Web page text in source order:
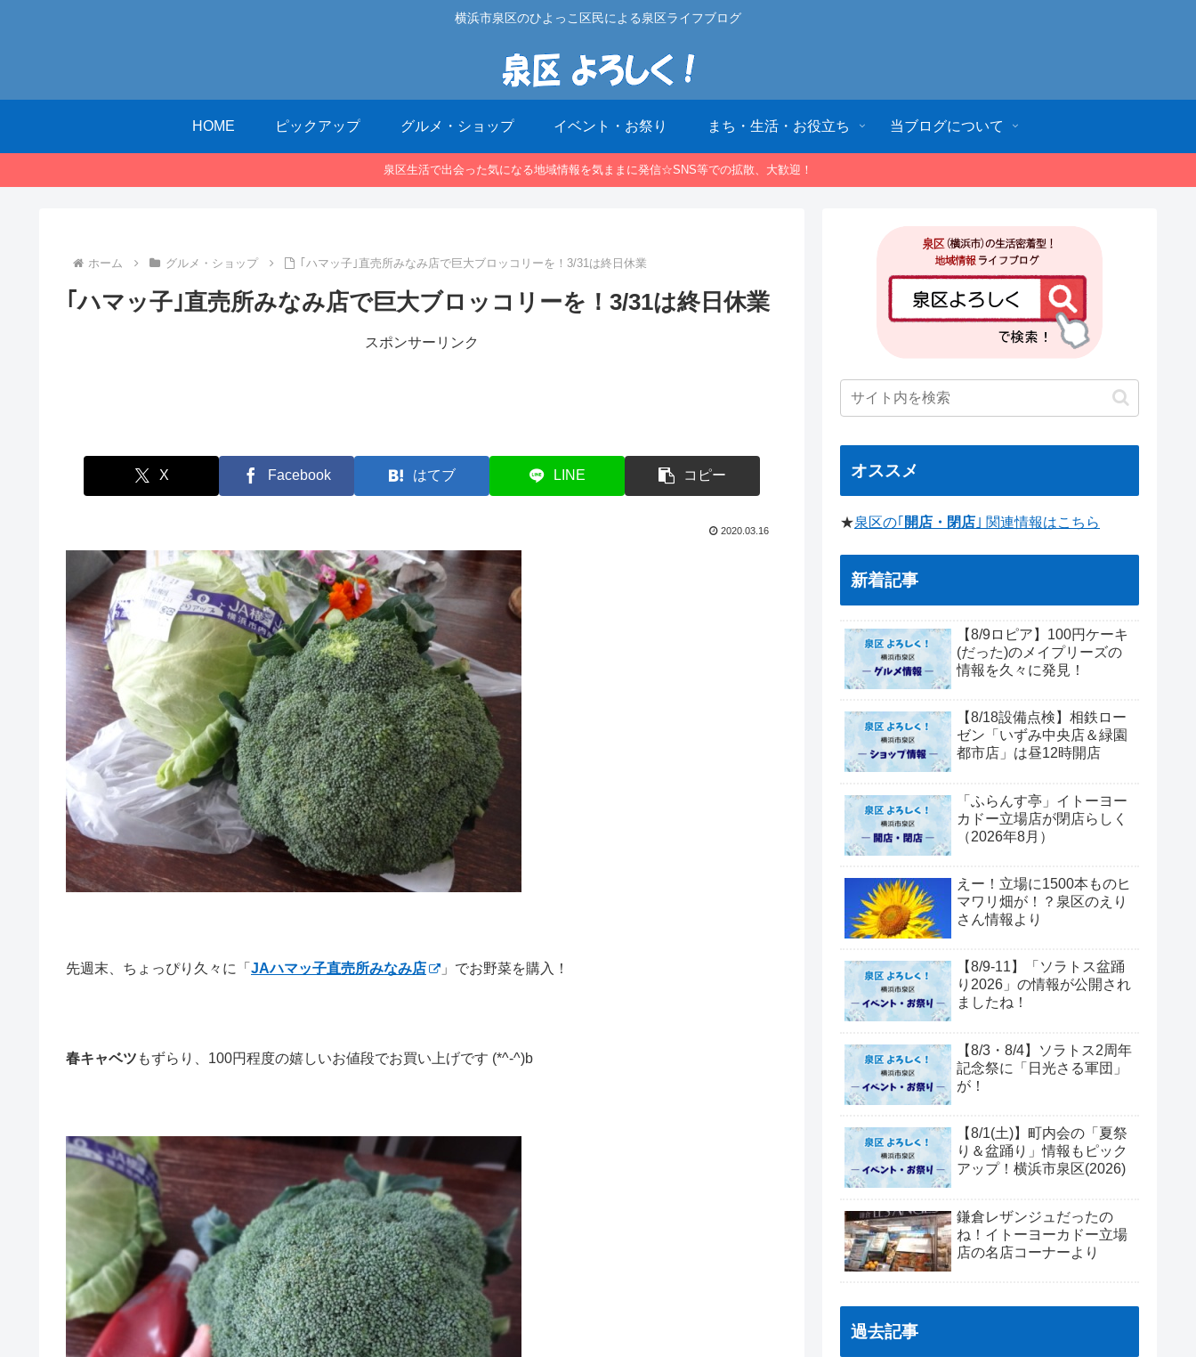
横浜市泉区のひよっこ区民による泉区ライフブログ
HOME ピックアップ グルメ・ショップ イベント・お祭り まち・生活・お役立ち 当ブログについて
泉区生活で出会った気になる地域情報を気ままに発信☆SNS等での拡散、大歓迎！
ホーム グルメ・ショップ ｢ハマッ子｣直売所みなみ店で巨大ブロッコリーを！3/31は終日休業
｢ハマッ子｣直売所みなみ店で巨大ブロッコリーを！3/31は終日休業
スポンサーリンク
X Facebook はてブ LINE コピー
2020.03.16
先週末、ちょっぴり久々に「 JAハマッ子直売所みなみ店 」でお野菜を購入！
春キャベツ もずらり、100円程度の嬉しいお値段でお買い上げです (*^-^)b
オススメ
★泉区の｢ 開店・閉店 ｣ 関連情報はこちら
新着記事
【8/9ロピア】100円ケーキ
(だった)のメイプリーズの
情報を久々に発見！
【8/18設備点検】相鉄ロー
ゼン「いずみ中央店＆緑園
都市店」は昼12時開店
「ふらんす亭」イトーヨー
カドー立場店が閉店らしく
（2026年8月）
えー！立場に1500本ものヒ
マワリ畑が！？泉区のえり
さん情報より
【8/9-11】「ソラトス盆踊
り2026」の情報が公開され
ましたね！
【8/3・8/4】ソラトス2周年
記念祭に「日光さる軍団」
が！
【8/1(土)】町内会の「夏祭
り＆盆踊り」情報もピック
アップ！横浜市泉区(2026)
鎌倉レザンジュだったの
ね！イトーヨーカドー立場
店の名店コーナーより
過去記事